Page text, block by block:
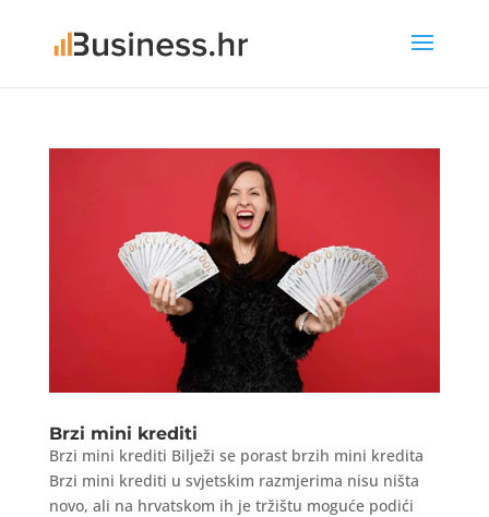
Brzi mini krediti
Brzi mini krediti Bilježi se porast brzih mini kredita
Brzi mini krediti u svjetskim razmjerima nisu ništa
novo, ali na hrvatskom ih je tržištu moguće podići